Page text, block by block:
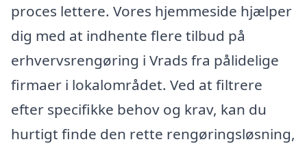
proces lettere. Vores hjemmeside hjælper
dig med at indhente flere tilbud på
erhvervsrengøring i Vrads fra pålidelige
firmaer i lokalområdet. Ved at filtrere
efter specifikke behov og krav, kan du
hurtigt finde den rette rengøringsløsning,